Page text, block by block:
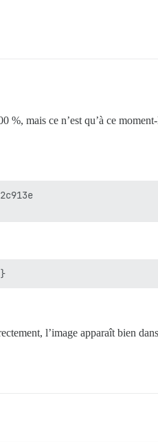
%, mais ce n’est qu’à ce
l’image apparaît bien